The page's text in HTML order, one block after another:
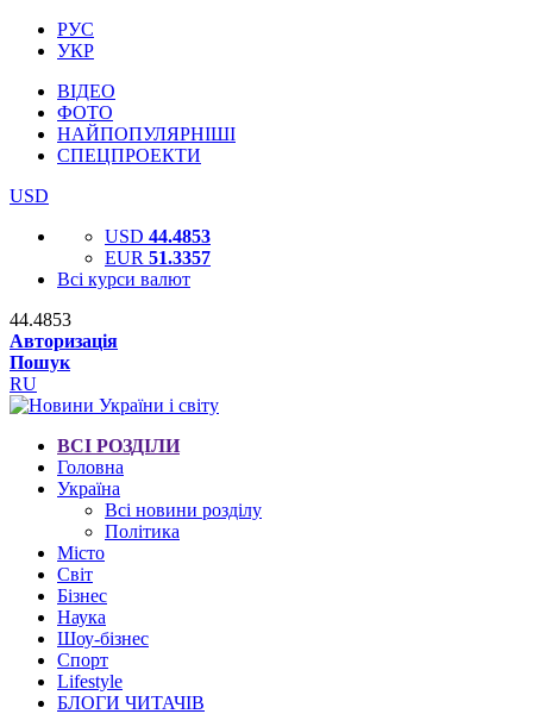
РУС
УКР
ВІДЕО
ФОТО
НАЙПОПУЛЯРНІШІ
СПЕЦПРОЕКТИ
USD
USD 44.4853
EUR 51.3357
Всі курси валют
44.4853
Авторизація
Пошук
RU
ВСІ РОЗДІЛИ
Головна
Україна
Всі новини розділу
Політика
Місто
Світ
Бізнес
Наука
Шоу-бізнес
Спорт
Lifestyle
БЛОГИ ЧИТАЧІВ